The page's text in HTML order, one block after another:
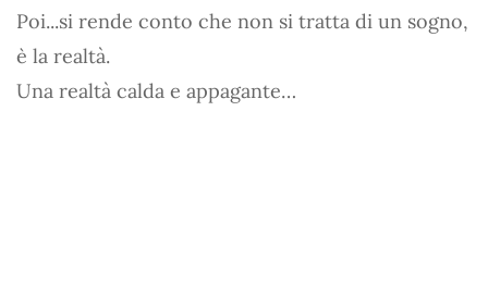
Poi...si rende conto che non si tratta di un sogno,
è la realtà.
Una realtà calda e appagante…